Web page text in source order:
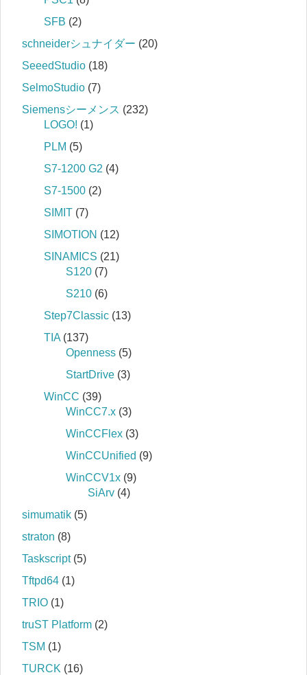
SFB (2)
schneiderシュナイダー (20)
SeeedStudio (18)
SelmoStudio (7)
Siemensシーメンス (232)
LOGO! (1)
PLM (5)
S7‐1200 G2 (4)
S7‐1500 (2)
SIMIT (7)
SIMOTION (12)
SINAMICS (21)
S120 (7)
S210 (6)
Step7Classic (13)
TIA (137)
Openness (5)
StartDrive (3)
WinCC (39)
WinCC7.x (3)
WinCCFlex (3)
WinCCUnified (9)
WinCCV1x (9)
SiArv (4)
simumatik (5)
straton (8)
Taskscript(5)
Tftpd64 (1)
TRIO (1)
truST Platform (2)
TSM (1)
TURCK (16)